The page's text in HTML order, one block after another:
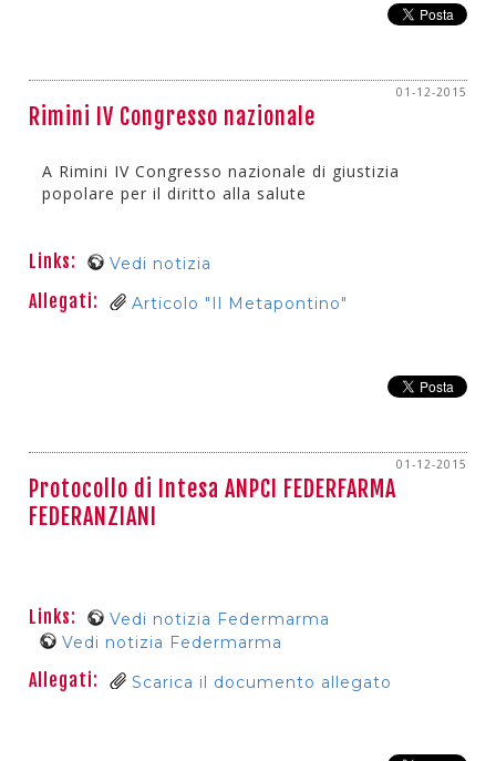
01-12-2015
Rimini IV Congresso nazionale
A Rimini IV Congresso nazionale di giustizia
popolare per il diritto alla salute
Links: Vedi notizia
Allegati: Articolo "Il Metapontino"
01-12-2015
Protocollo di Intesa ANPCI FEDERFARMA
FEDERANZIANI
Links:
Vedi notizia Federmarma
Vedi notizia Federmarma
Allegati: Scarica il documento allegato